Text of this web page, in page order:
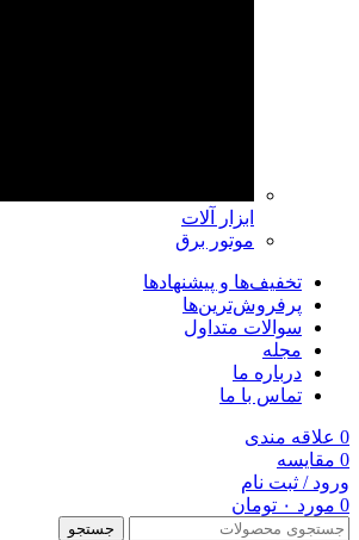
ابزار آلات
موتور برق
تخفیف‌ها و پیشنهادها
پرفروش‌ترین‌ها
سوالات متداول
مجله
درباره ما
تماس با ما
0 علاقه مندی
0 مقايسه
ورود / ثبت نام
0 مورد ۰ تومان
جستجو